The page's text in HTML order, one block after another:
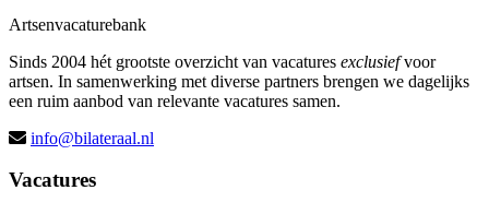
Artsenvacaturebank
Sinds 2004 hét grootste overzicht van vacatures exclusiefvoor
artsen. In samenwerking met diverse partners brengen we dagelijks
een ruim aanbod van relevante vacatures samen.
info@bilateraal.nl
Vacatures